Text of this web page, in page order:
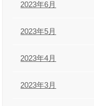
2023年6月
2023年5月
2023年4月
2023年3月